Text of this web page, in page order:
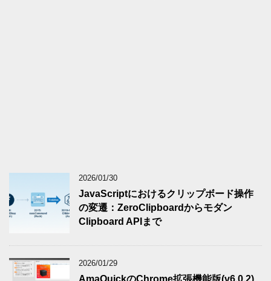
2026/01/30
JavaScriptにおけるクリップボード操作
の変遷：ZeroClipboardからモダン
Clipboard APIまで
2026/01/29
AmaQuickのChrome拡張機能版(v6.0.2)